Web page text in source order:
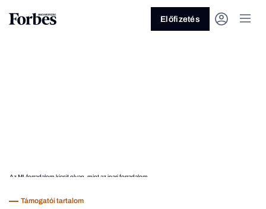
témákat
Üzlet
Előfizetés
Támogatói tartalom